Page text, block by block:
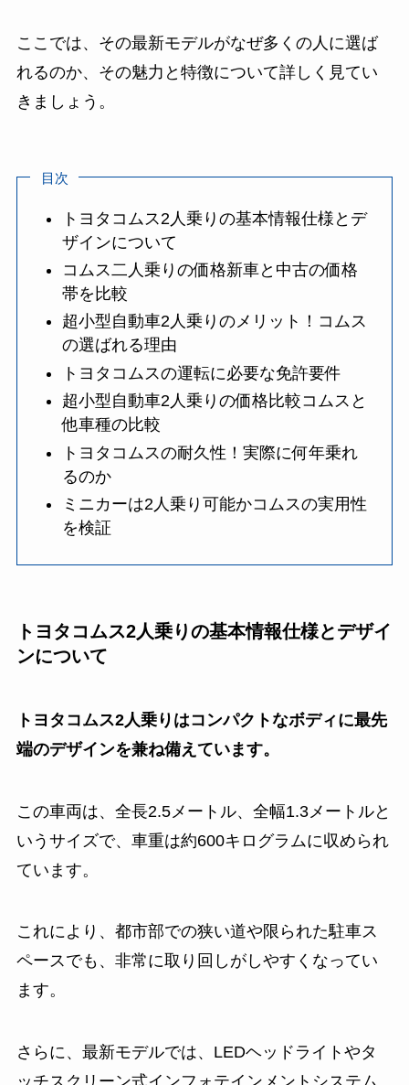
ここでは、その最新モデルがなぜ多くの人に選ば
れるのか、その魅力と特徴について詳しく見てい
きましょう。
目次
トヨタコムス2人乗りの基本情報仕様とデ
ザインについて
コムス二人乗りの価格新車と中古の価格
帯を比較
超小型自動車2人乗りのメリット！コムス
の選ばれる理由
トヨタコムスの運転に必要な免許要件
超小型自動車2人乗りの価格比較コムスと
他車種の比較
トヨタコムスの耐久性！実際に何年乗れ
るのか
ミニカーは2人乗り可能かコムスの実用性
を検証
トヨタコムス2人乗りの基本情報仕様とデザイ
ンについて
トヨタコムス2人乗りはコンパクトなボディに最先
端のデザインを兼ね備えています。
この車両は、全長2.5メートル、全幅1.3メートルと
いうサイズで、車重は約600キログラムに収められ
ています。
これにより、都市部での狭い道や限られた駐車ス
ペースでも、非常に取り回しがしやすくなってい
ます。
さらに、最新モデルでは、LEDヘッドライトやタ